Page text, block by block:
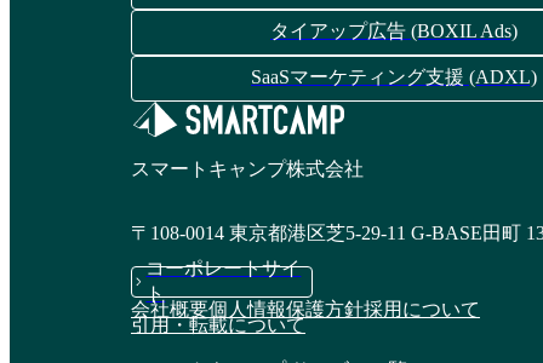
タイアップ広告 (BOXIL Ads)
SaaSマーケティング支援 (ADXL)
スマートキャンプ株式会社
〒108-0014 東京都港区芝5-29-11 G-BASE田町
コーポレートサイ
ト
会社概要個人情報保護方針採用について
引用・転載について